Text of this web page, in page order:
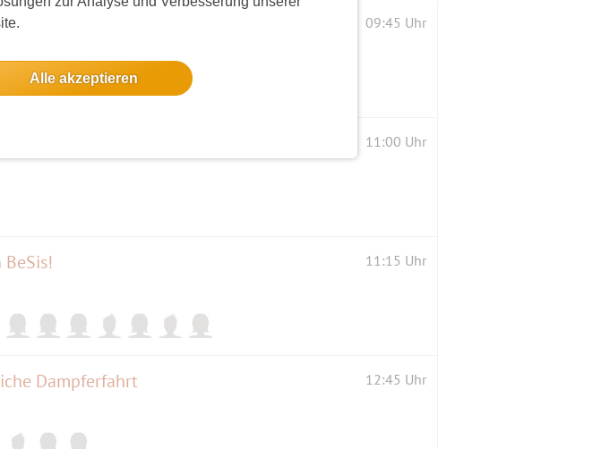
Alle akzeptieren
09:45 Uhr
11:00 Uhr
11:15 Uhr
Dampferfahrt 12:45 Uhr